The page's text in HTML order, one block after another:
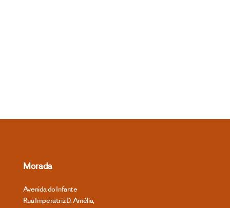
Morada
Avenida do Infante
Rua Imperatriz D. Amélia,